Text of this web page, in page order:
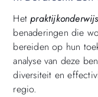
Het
benaderingen die
bereiden op hun
analyse van deze
diversiteit en
regio.